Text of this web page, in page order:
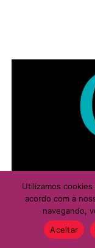
Utilizamos
acordo com a
navegando,
Aceitar